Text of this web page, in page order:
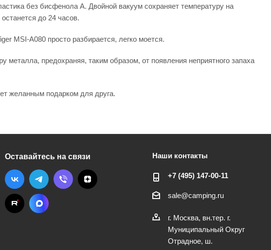
без бисфенола А. Двойной вакуум сохраняет температуру на
до 24 часов.
MSI-A080 просто разбирается, легко моется.
металла, предохраняя, таким образом, от появления неприятного запаха
желанным подарком для друга.
Оставайтесь на связи Наши контакты
+7 (495) 147-00-11
sale@camping.ru
г. Москва, вн.тер. г.
Муниципальный Округ
Отрадное, ш.